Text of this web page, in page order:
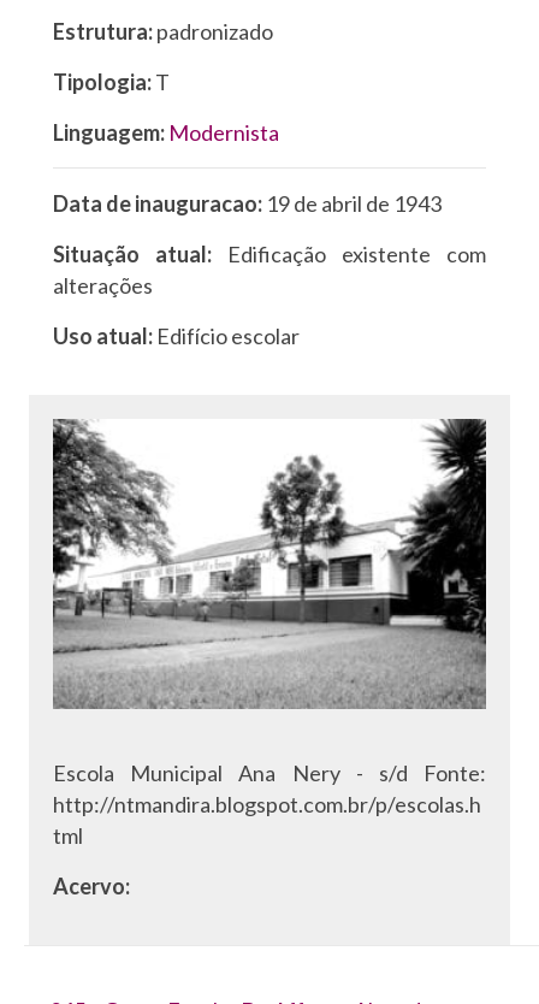
Estrutura:padronizado
Tipologia:T
Linguagem: Modernista
Data de inauguracao: 19 de abril de 1943
Situação atual: Edificação existente com
alterações
Uso atual: Edifício escolar
Escola Municipal Ana Nery - s/d Fonte:
http://ntmandira.blogspot.com.br/p/escolas.h
tml
Acervo: